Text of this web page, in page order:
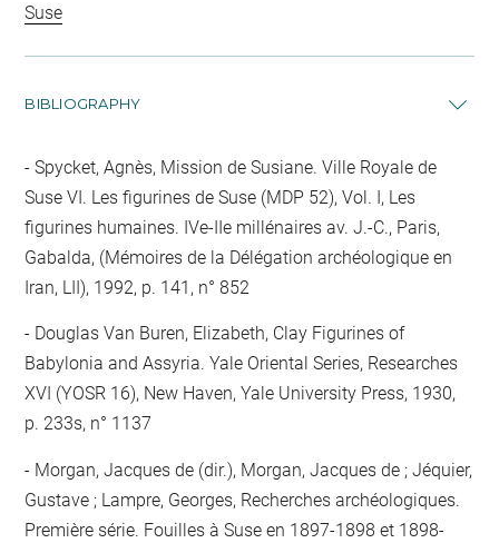
Suse
BIBLIOGRAPHY
Spycket, Agnès, Mission de Susiane. Ville Royale de
Suse VI. Les figurines de Suse (MDP 52), Vol. I, Les
figurines humaines. IVe-IIe millénaires av. J.-C., Paris,
Gabalda, (Mémoires de la Délégation archéologique en
Iran, LII), 1992, p. 141, n° 852
Douglas Van Buren, Elizabeth, Clay Figurines of
Babylonia and Assyria. Yale Oriental Series, Researches
XVI (YOSR 16), New Haven, Yale University Press, 1930,
p. 233s, n° 1137
Morgan, Jacques de (dir.), Morgan, Jacques de ; Jéquier,
Gustave ; Lampre, Georges, Recherches archéologiques.
Première série. Fouilles à Suse en 1897-1898 et 1898-